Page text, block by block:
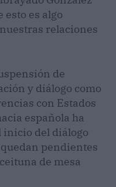
es algo
relaciones
de
y diálogo como
con Estados
española ha
inicio del diálogo
pendientes
de mesa